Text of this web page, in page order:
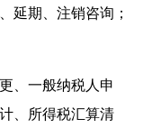
延期、注销咨询；
、一般纳税人申
、所得税汇算清